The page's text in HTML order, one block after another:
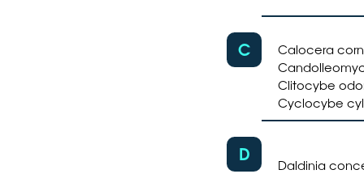
C
Calocera
Clitocybe
Cyclocybe
D Daldinia